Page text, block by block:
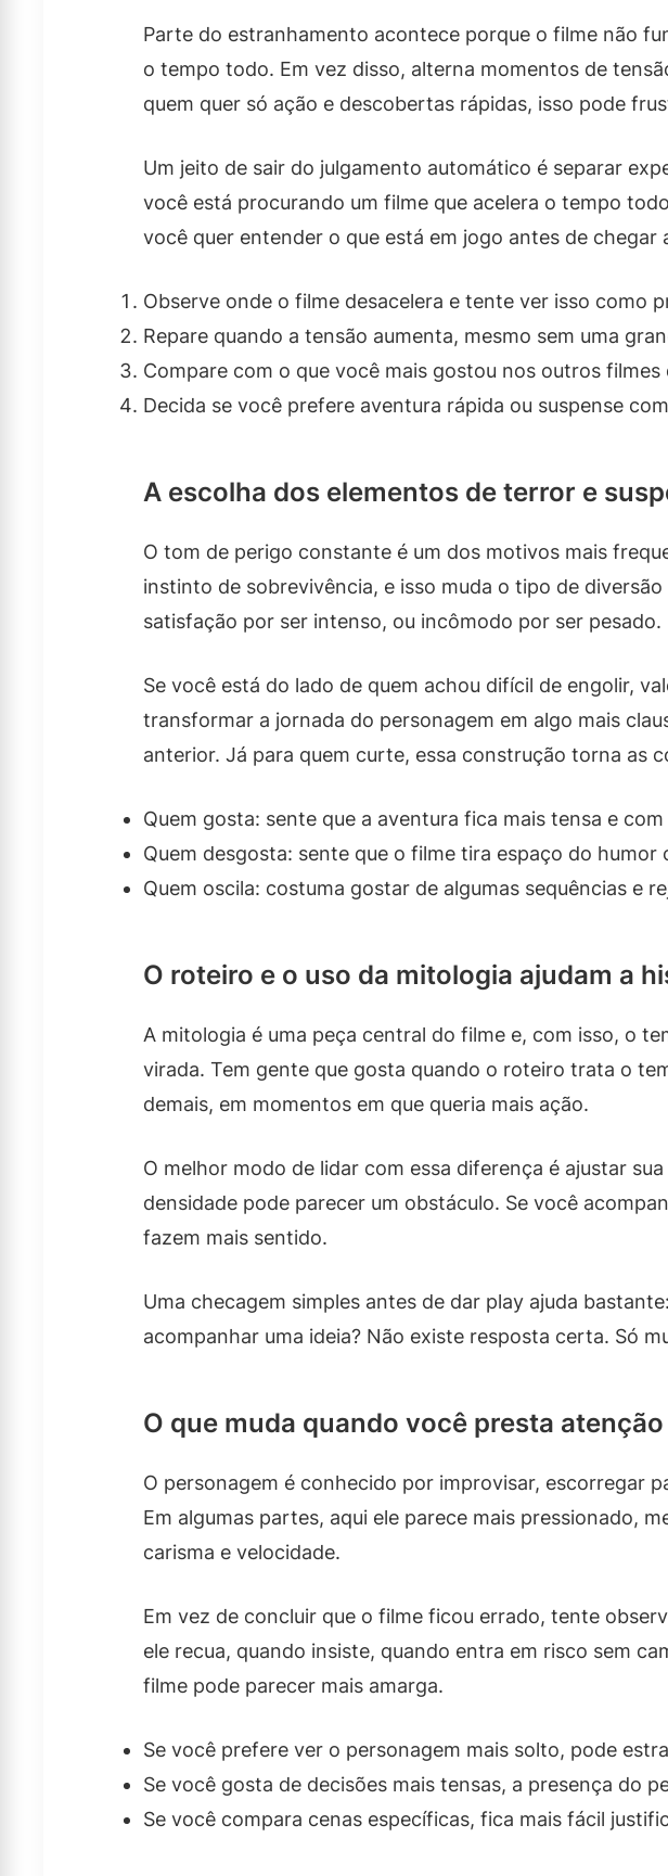
Parte do estranhamento acontece porque o filme não
o tempo todo. Em vez disso, alterna momentos de
quem quer só ação e descobertas rápidas, isso pode
Um jeito de sair do julgamento automático é separar
você está procurando um filme que acelera o tempo
você quer entender o que está em jogo antes de
Observe onde o filme desacelera e tente ver isso como
Repare quando a tensão aumenta, mesmo sem uma
Compare com o que você mais gostou nos outros filmes
Decida se você prefere aventura rápida ou suspense
A escolha dos elementos de terror e
O tom de perigo constante é um dos motivos mais
instinto de sobrevivência, e isso muda o tipo de
satisfação por ser intenso, ou incômodo por ser pesado.
Se você está do lado de quem achou difícil de engolir,
transformar a jornada do personagem em algo mais
anterior. Já para quem curte, essa construção torna as
Quem gosta: sente que a aventura fica mais tensa e
Quem desgosta: sente que o filme tira espaço do humor
Quem oscila: costuma gostar de algumas sequências e
O roteiro e o uso da mitologia ajudam a
A mitologia é uma peça central do filme e, com isso, o
virada. Tem gente que gosta quando o roteiro trata o
demais, em momentos em que queria mais ação.
O melhor modo de lidar com essa diferença é ajustar
densidade pode parecer um obstáculo. Se você
fazem mais sentido.
Uma checagem simples antes de dar play ajuda
acompanhar uma ideia? Não existe resposta certa. Só
O que muda quando você presta
O personagem é conhecido por improvisar, escorregar
Em algumas partes, aqui ele parece mais pressionado,
carisma e velocidade.
Em vez de concluir que o filme ficou errado, tente
ele recua, quando insiste, quando entra em risco sem
filme pode parecer mais amarga.
Se você prefere ver o personagem mais solto, pode
Se você gosta de decisões mais tensas, a presença do
Se você compara cenas específicas, fica mais fácil